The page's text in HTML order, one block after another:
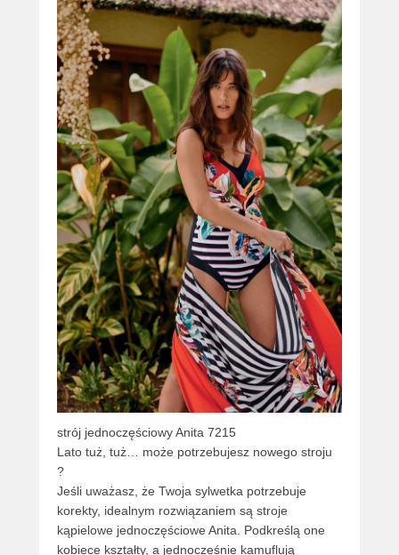
strój jednoczęściowy Anita 7215
Lato tuż, tuż… może potrzebujesz nowego stroju
?
Jeśli uważasz, że Twoja sylwetka potrzebuje
korekty, idealnym rozwiązaniem są stroje
kąpielowe jednoczęściowe Anita. Podkreślą one
kobiece kształty, a jednocześnie kamuflują